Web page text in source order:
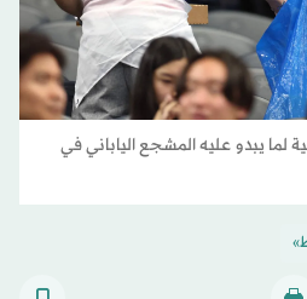
لما يبدو عليه المشجع الياباني في